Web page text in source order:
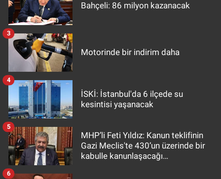
Bahçeli: 86 milyon kazanacak
Motorinde bir indirim daha
3
İSKİ: İstanbul'da 6 ilçede su
kesintisi yaşanacak
4
MHP’li Feti Yıldız: Kanun teklifinin
Gazi Meclis'te 430’un üzerinde bir
kabulle kanunlaşacağı
5
6